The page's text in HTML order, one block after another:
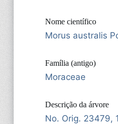
Nome científico
Morus australis
Família (antigo)
Moraceae
Descrição da árvore
No. Orig. 23479,